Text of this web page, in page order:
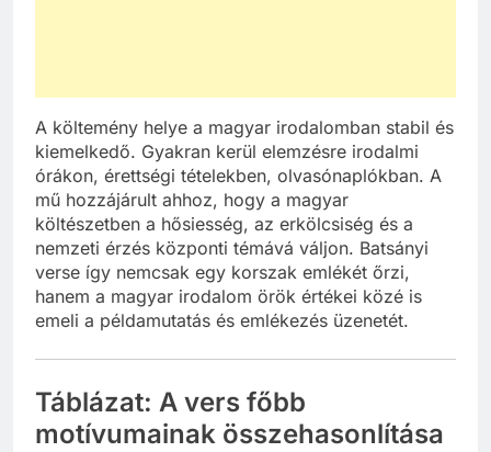
A költemény helye a magyar irodalomban stabil és
kiemelkedő. Gyakran kerül elemzésre irodalmi
órákon, érettségi tételekben, olvasónaplókban. A
mű hozzájárult ahhoz, hogy a magyar
költészetben a hősiesség, az erkölcsiség és a
nemzeti érzés központi témává váljon. Batsányi
verse így nemcsak egy korszak emlékét őrzi,
hanem a magyar irodalom örök értékei közé is
emeli a példamutatás és emlékezés üzenetét.
Táblázat: A vers főbb
motívumainak összehasonlítása